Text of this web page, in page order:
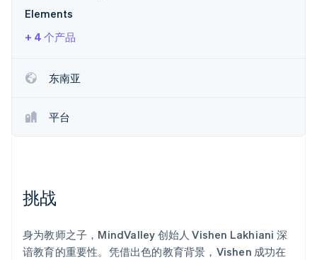
Elements
+ 4 个产品
东南亚
平台
挑战
身为教师之子，MindValley 创始人 Vishen Lakhiani 深
谙教育的重要性。凭借出色的教育背景，Vishen 成功在